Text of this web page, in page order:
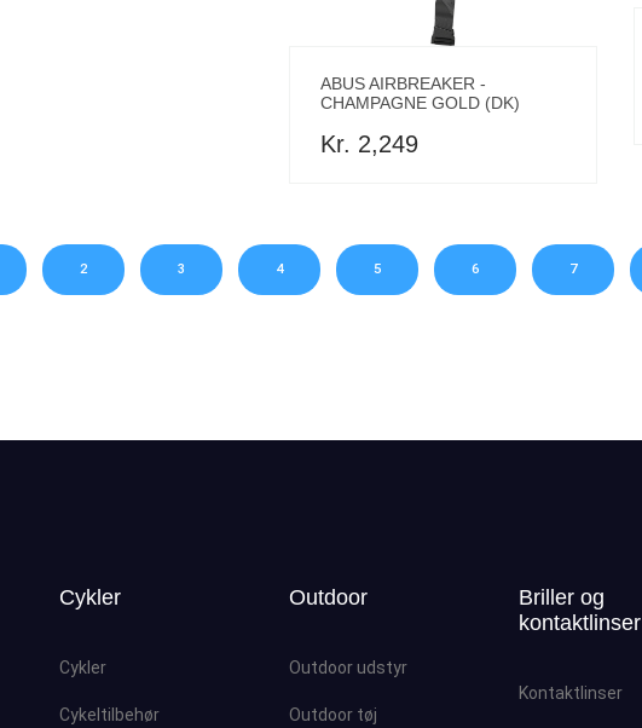
ABUS AIRBREAKER -
CHAMPAGNE GOLD (DK)
Kr. 2,249
2 3 4 5 6 7
Cykler
Cykler
Cykeltilbehør
Outdoor
Outdoor udstyr
Outdoor tøj
Briller og
kontaktlinser
Kontaktlinser